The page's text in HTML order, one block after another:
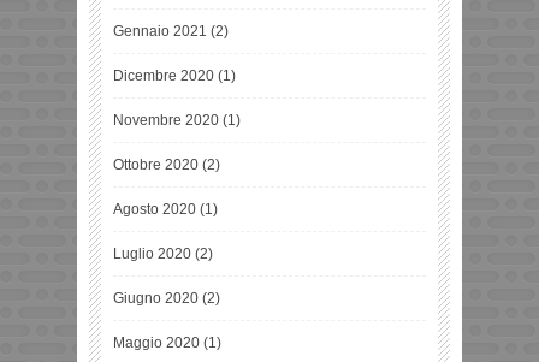
Gennaio 2021 (2)
Dicembre 2020 (1)
Novembre 2020 (1)
Ottobre 2020 (2)
Agosto 2020 (1)
Luglio 2020 (2)
Giugno 2020 (2)
Maggio 2020 (1)